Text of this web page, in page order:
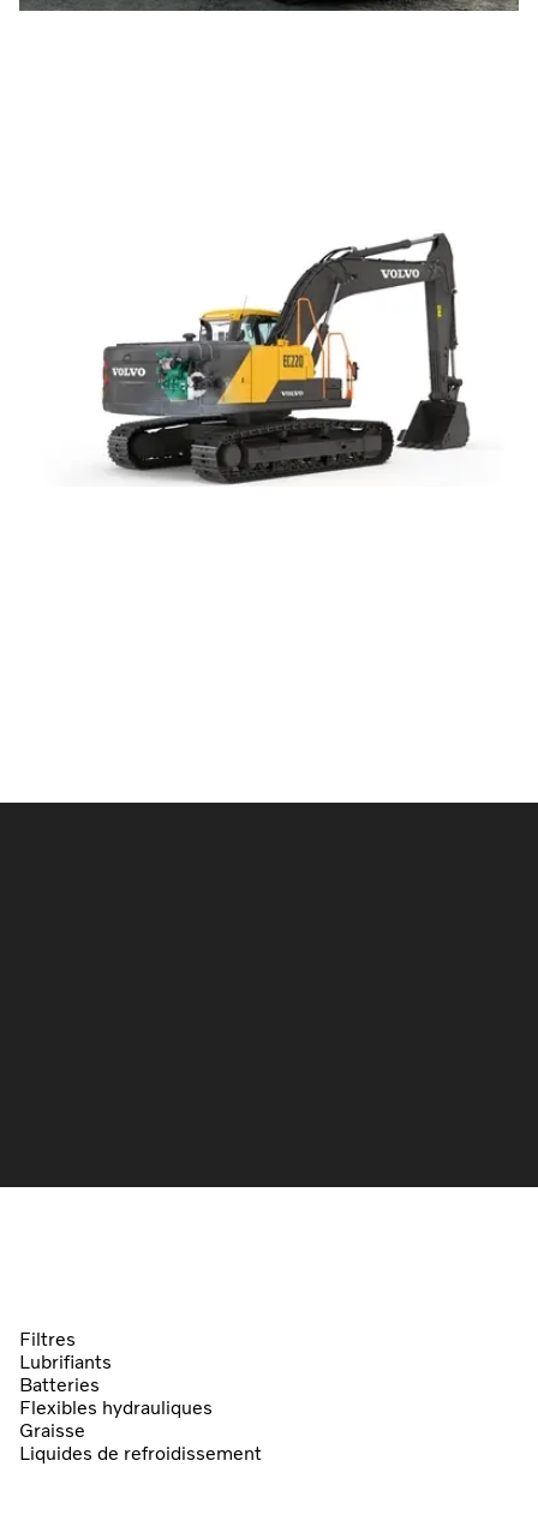
Filtres
Lubrifiants
Batteries
Flexibles hydrauliques
Graisse
Liquides de refroidissement